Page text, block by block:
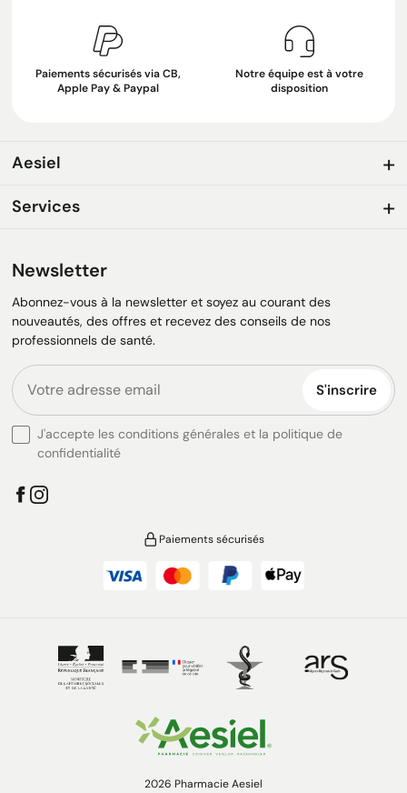
Paiements sécurisés via CB,
Apple Pay & Paypal
Notre équipe est à votre
disposition
Aesiel
Services
Newsletter
Abonnez-vous à la newsletter et soyez au courant des
nouveautés, des offres et recevez des conseils de nos
professionnels de santé.
S'inscrire
J'accepte les conditions générales et la politique de
confidentialité
Paiements sécurisés
2026 Pharmacie Aesiel